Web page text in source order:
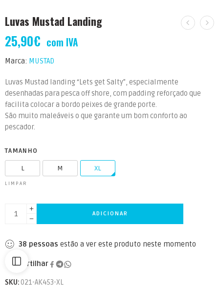
Luvas Mustad Landing
25,90€ com IVA
Marca: MUSTAD
Luvas Mustad landing “Lets get Salty”, especialmente
desenhadas para pesca off shore, com padding reforçado que
facilita colocar a bordo peixes de grande porte.
São muito maleáveis o que garante um bom conforto ao
pescador.
TAMANHO
L M XL
LIMPAR
ADICIONAR
38 pessoas estão a ver este produto neste momento
Partilhar
SKU: 021-AK453-XL